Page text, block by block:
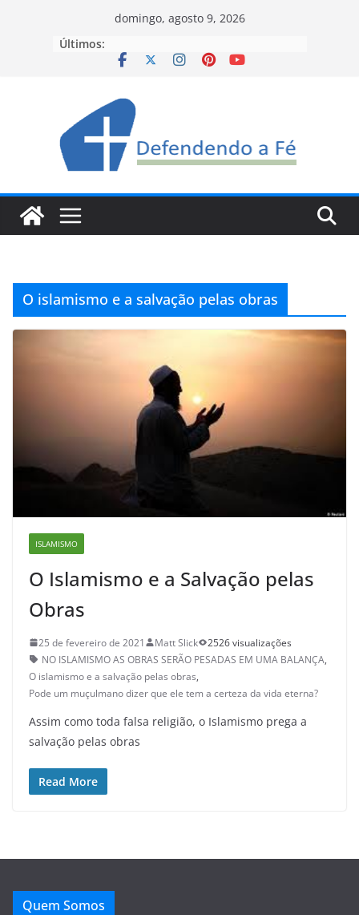
domingo, agosto 9, 2026
Últimos:
O islamismo e a salvação pelas obras
ISLAMISMO
O Islamismo e a Salvação pelas
Obras
25 de fevereiro de 2021 Matt Slick
2526 visualizações
NO ISLAMISMO AS OBRAS SERÃO PESADAS EM UMA BALANÇA,
O islamismo e a salvação pelas obras,
Pode um muçulmano dizer que ele tem a certeza da vida eterna?
Assim como toda falsa religião, o Islamismo prega a
salvação pelas obras
Read More
Quem Somos